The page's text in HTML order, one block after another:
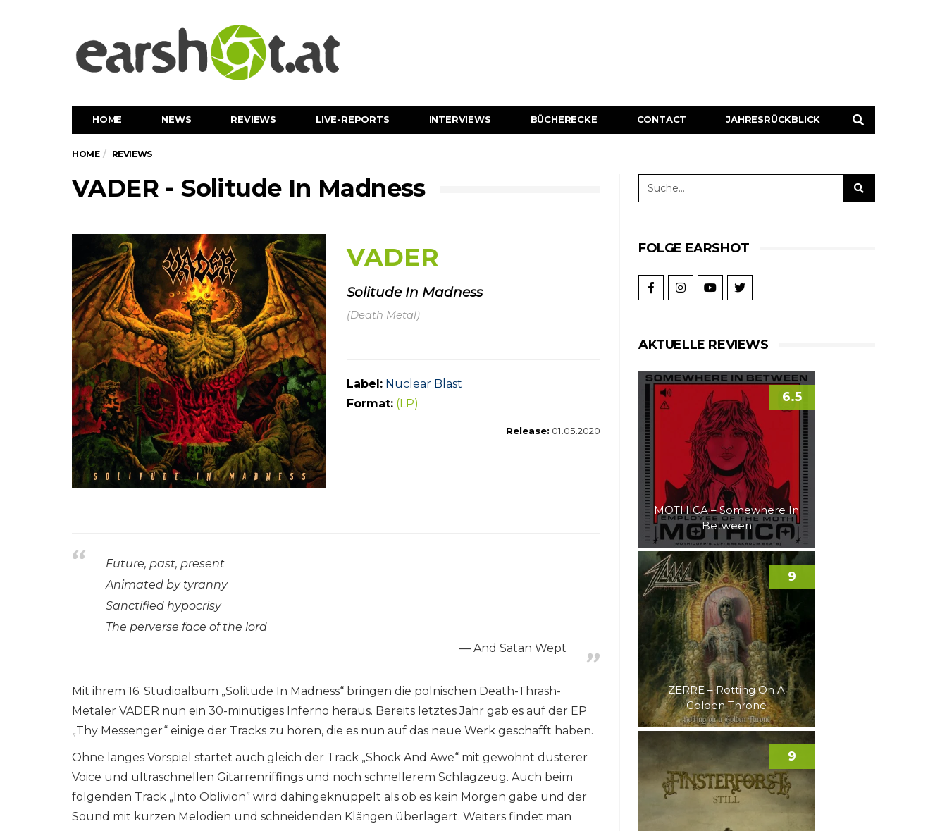
HOME NEWS REVIEWS LIVE-REPORTS INTERVIEWS BÜCHERECKE CONTACT JAHRESRÜCKBLICK
HOME REVIEWS
VADER - Solitude In Madness
VADER
Solitude In Madness
(Death Metal)
Label: Nuclear Blast
Format: (LP)
Release: 01.05.2020
Future, past, present
Animated by tyranny
Sanctified hypocrisy
The perverse face of the lord
And Satan Wept
Mit ihrem 16. Studioalbum „Solitude In Madness“ bringen die polnischen Death-Thrash-
Metaler VADER nun ein 30-minütiges Inferno heraus. Bereits letztes Jahr gab es auf der EP
„Thy Messenger“ einige der Tracks zu hören, die es nun auf das neue Werk geschafft haben.
Ohne langes Vorspiel startet auch gleich der Track „Shock And Awe“ mit gewohnt düsterer
Voice und ultraschnellen Gitarrenriffings und noch schnellerem Schlagzeug. Auch beim
folgenden Track „Into Oblivion” wird dahingeknüppelt als ob es kein Morgen gäbe und der
Sound mit kurzen Melodien und schneidenden Klängen überlagert. Weiters findet man
FOLGE EARSHOT
AKTUELLE REVIEWS
MOTHICA – Somewhere In
Between
6.5
ZERRE – Rotting On A
Golden Throne
9
9